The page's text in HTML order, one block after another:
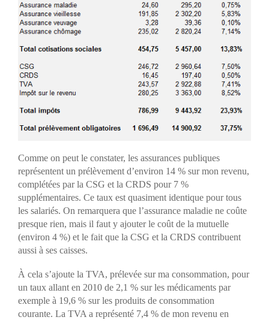
Comme on peut le constater, les assurances publiques
représentent un prélèvement d’environ 14 % sur mon revenu,
complétées par la CSG et la CRDS pour 7 %
supplémentaires. Ce taux est quasiment identique pour tous
les salariés. On remarquera que l’assurance maladie ne coûte
presque rien, mais il faut y ajouter le coût de la mutuelle
(environ 4 %) et le fait que la CSG et la CRDS contribuent
aussi à ses caisses.
À cela s’ajoute la TVA, prélevée sur ma consommation, pour
un taux allant en 2010 de 2,1 % sur les médicaments par
exemple à 19,6 % sur les produits de consommation
courante. La TVA a représenté 7,4 % de mon revenu en